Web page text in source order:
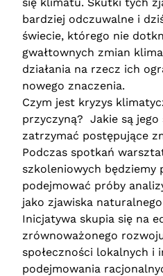
bardziej odczuwalne i
świecie, którego nie
gwałtownych zmian
działania na rzecz ich
nowego znaczenia.
Czym jest kryzys
przyczyną? Jakie są
zatrzymać postępujące
Podczas spotkań
szkoleniowych będziemy
podejmować próby
jako zjawiska
Inicjatywa skupia się na
zrównoważonego
społeczności lokalnych i
podejmowania